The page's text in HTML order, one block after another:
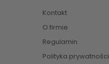
Kontakt
O firmie
Regulamin
Polityka prywatności